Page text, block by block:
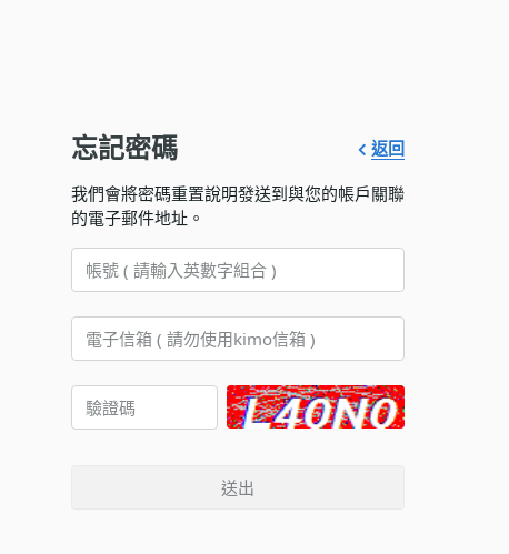
忘記密碼 返回
我們會將密碼重置說明發送到與您的帳戶關聯
的電子郵件地址。
送出